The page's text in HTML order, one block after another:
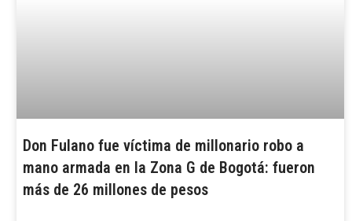
Don Fulano fue víctima de millonario robo a
mano armada en la Zona G de Bogotá: fueron
más de 26 millones de pesos